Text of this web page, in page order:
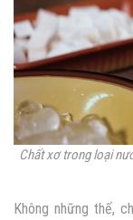
Chất xơ trong loại
Không những thế,